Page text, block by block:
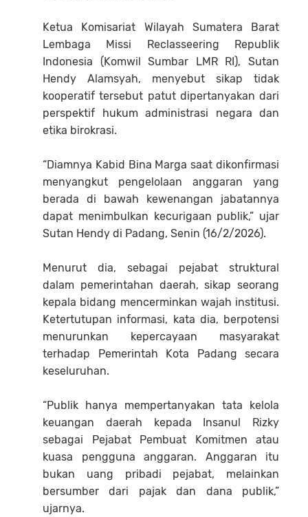
Ketua Komisariat Wilayah Sumatera Barat
Lembaga Missi Reclasseering Republik
Indonesia (Komwil Sumbar LMR RI), Sutan
Hendy Alamsyah, menyebut sikap tidak
kooperatif tersebut patut dipertanyakan dari
perspektif hukum administrasi negara dan
etika birokrasi.
“Diamnya Kabid Bina Marga saat dikonfirmasi
menyangkut pengelolaan anggaran yang
berada di bawah kewenangan jabatannya
dapat menimbulkan kecurigaan publik,” ujar
Sutan Hendy di Padang, Senin (16/2/2026).
Menurut dia, sebagai pejabat struktural
dalam pemerintahan daerah, sikap seorang
kepala bidang mencerminkan wajah institusi.
Ketertutupan informasi, kata dia, berpotensi
menurunkan kepercayaan masyarakat
terhadap Pemerintah Kota Padang secara
keseluruhan.
“Publik hanya mempertanyakan tata kelola
keuangan daerah kepada Insanul Rizky
sebagai Pejabat Pembuat Komitmen atau
kuasa pengguna anggaran. Anggaran itu
bukan uang pribadi pejabat, melainkan
bersumber dari pajak dan dana publik,”
ujarnya.